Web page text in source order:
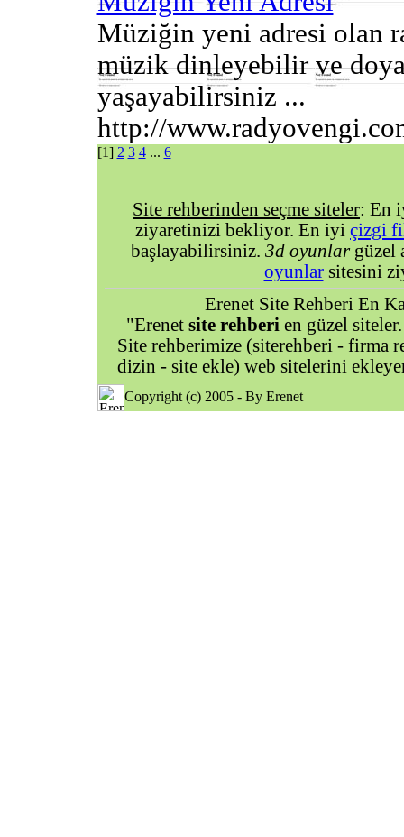
Müziğin yeni adresi olan
müzik dinleyebilir ve
yaşayabilirsiniz ...
http://
[1] 2 3 4... 6
Site rehberinden seçme siteler: En
ziyaretinizi bekliyor. En iyi çizgi
başlayabilirsiniz. 3d oyunlargüzel
oyunlarsitesini
Erenet Site Rehberi En
"Erenet site rehberi en güzel
Site rehberimize (siterehberi - firma
dizin - site ekle) web sitelerini
Copyright (c) 2005 - By Erenet